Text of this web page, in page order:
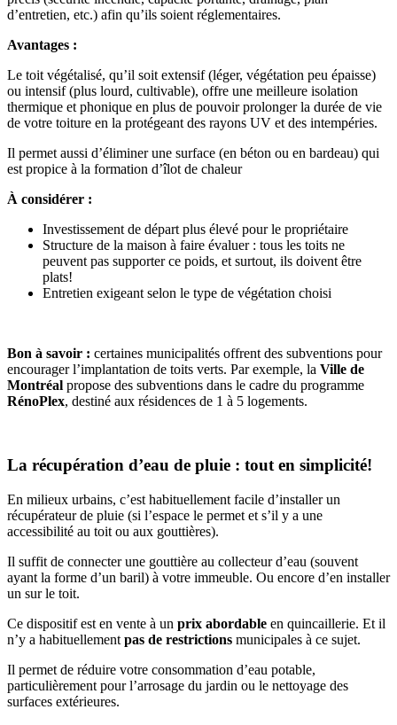
d’entretien, etc.) afin qu’ils soient réglementaires.
Avantages :
Le toit végétalisé, qu’il soit extensif (léger, végétation peu épaisse)
ou intensif (plus lourd, cultivable), offre une meilleure isolation
thermique et phonique en plus de pouvoir prolonger la durée de vie
de votre toiture en la protégeant des rayons UV et des intempéries.
Il permet aussi d’éliminer une surface (en béton ou en bardeau) qui
est propice à la formation d’îlot de chaleur
À considérer :
Investissement de départ plus élevé pour le propriétaire
Structure de la maison à faire évaluer : tous les toits ne
peuvent pas supporter ce poids, et surtout, ils doivent être
plats!
Entretien exigeant selon le type de végétation choisi
Bon à savoir : certaines municipalités offrent des subventions pour
encourager l’implantation de toits verts. Par exemple, la Ville de
Montréal propose des subventions dans le cadre du programme
RénoPlex, destiné aux résidences de 1 à 5 logements.
La récupération d’eau de pluie : tout en simplicité!
En milieux urbains, c’est habituellement facile d’installer un
récupérateur de pluie (si l’espace le permet et s’il y a une
accessibilité au toit ou aux gouttières).
Il suffit de connecter une gouttière au collecteur d’eau (souvent
ayant la forme d’un baril) à votre immeuble. Ou encore d’en installer
un sur le toit.
Ce dispositif est en vente à un prix abordable en quincaillerie. Et il
n’y a habituellement pas de restrictions municipales à ce sujet.
Il permet de réduire votre consommation d’eau potable,
particulièrement pour l’arrosage du jardin ou le nettoyage des
surfaces extérieures.